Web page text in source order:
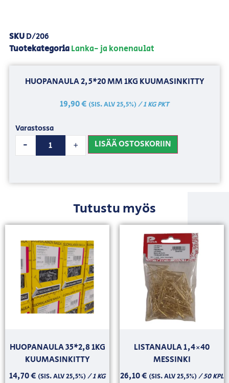
SKUD/206
TuotekategoriaLanka- ja konenaulat
HUOPANAULA 2,5*20 MM 1KG KUUMASINKITTY
19,90€ (SIS. ALV 25,5%)/ 1 KG PKT
Varastossa
- + LISÄÄ OSTOSKORIIN
Tutustu myös
HUOPANAULA 35*2,8 1KG
KUUMASINKITTY
14,70€ (SIS. ALV 25,5%)/ 1 KG
LISTANAULA 1,4×40
MESSINKI
26,10€ (SIS. ALV 25,5%)/ 50 KPL